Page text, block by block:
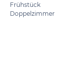
Frühstück
Doppelzimmer